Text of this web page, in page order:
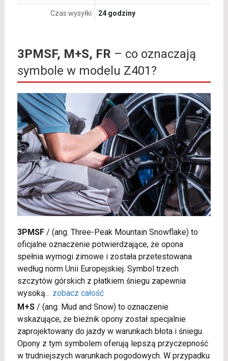
Czas wysyłki 24 godziny
3PMSF, M+S, FR – co oznaczają
symbole w modelu Z401?
3PMSF/ (ang. Three-Peak Mountain Snowflake) to
oficjalne oznaczenie potwierdzające, że opona
spełnia wymogi zimowe i została przetestowana
według norm Unii Europejskiej. Symbol trzech
szczytów górskich z płatkiem śniegu zapewnia
wysoką... zobacz całość
M+S/ (ang. Mud and Snow) to oznaczenie
wskazujące, że bieżnik opony został specjalnie
zaprojektowany do jazdy w warunkach błota i śniegu.
Opony z tym symbolem oferują lepszą przyczepność
w trudniejszych warunkach pogodowych. W przypadku